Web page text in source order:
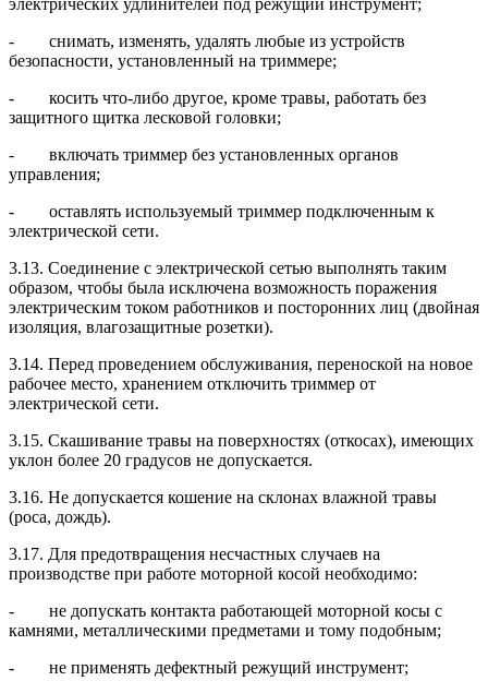
- снимать, изменять, удалять любые из устройств
безопасности, установленный на триммере;
- косить что-либо другое, кроме травы, работать без
защитного щитка лесковой головки;
- включать триммер без установленных органов
управления;
- оставлять используемый триммер подключенным к
электрической сети.
3.13. Соединение с электрической сетью выполнять таким
образом, чтобы была исключена возможность поражения
электрическим током работников и посторонних лиц (двойная
изоляция, влагозащитные розетки).
3.14. Перед проведением обслуживания, переноской на новое
рабочее место, хранением отключить триммер от
электрической сети.
3.15. Скашивание травы на поверхностях (откосах), имеющих
уклон более 20 градусов не допускается.
3.16. Не допускается кошение на склонах влажной травы
(роса, дождь).
3.17. Для предотвращения несчастных случаев на
производстве при работе моторной косой необходимо:
- не допускать контакта работающей моторной косы с
камнями, металлическими предметами и тому подобным;
- не применять дефектный режущий инструмент;